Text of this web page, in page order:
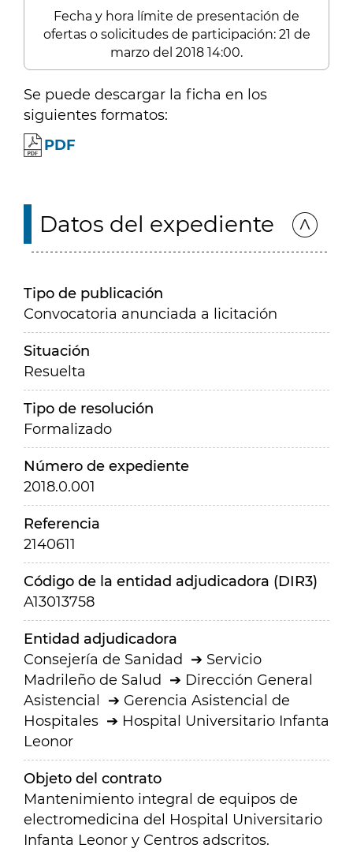
Fecha y hora límite de presentación de
ofertas o solicitudes de participación: 21 de
marzo del 2018 14:00.
Se puede descargar la ficha en los
siguientes formatos:
PDF
Datos del expediente
Tipo de publicación
Convocatoria anunciada a licitación
Situación
Resuelta
Tipo de resolución
Formalizado
Número de expediente
2018.0.001
Referencia
2140611
Código de la entidad adjudicadora (DIR3)
A13013758
Entidad adjudicadora
Consejería de Sanidad
Servicio
Madrileño de Salud
Dirección General
Asistencial
Gerencia Asistencial de
Hospitales
Hospital Universitario Infanta
Leonor
Objeto del contrato
Mantenimiento integral de equipos de
electromedicina del Hospital Universitario
Infanta Leonor y Centros adscritos.